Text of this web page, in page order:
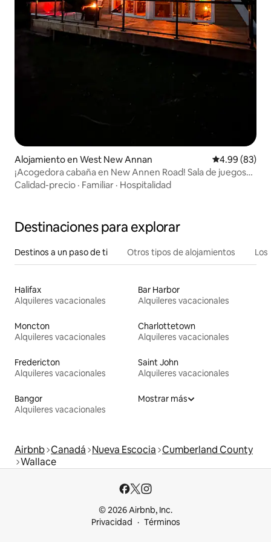
Alojamiento en West New Annan Calificación
4.99 (83)
¡Acogedora cabaña en New Annen Road! Sala de juegos
con jacuzzi
Calidad-precio · Familiar · Hospitalidad
Destinaciones para explorar
Destinos a un paso de ti Otros tipos de alojamientos
Halifax
Alquileres vacacionales
Bar Harbor
Alquileres vacacionales
Moncton
Alquileres vacacionales
Charlottetown
Alquileres vacacionales
Fredericton
Alquileres vacacionales
Saint John
Alquileres vacacionales
Bangor
Alquileres vacacionales
Mostrar más
Airbnb Canadá Nueva Escocia Cumberland County
Wallace
© 2026 Airbnb, Inc.
Privacidad
Términos